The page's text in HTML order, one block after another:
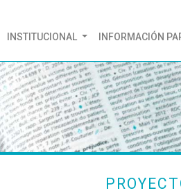
(CURRENT)
INSTITUCIONAL INFORMACIÓN